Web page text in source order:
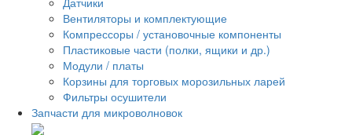
Вентиляторы и комплектующие
Компрессоры / установочные компоненты
Пластиковые части (полки, ящики и др.)
Модули / платы
Корзины для торговых морозильных ларей
Фильтры осушители
Запчасти для микроволновок